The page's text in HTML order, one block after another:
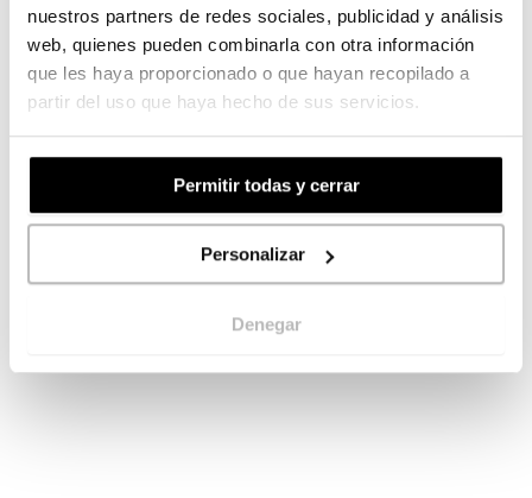
nuestros partners de redes sociales, publicidad y análisis
web, quienes pueden combinarla con otra información
que les haya proporcionado o que hayan recopilado a
partir del uso que haya hecho de sus servicios.
Permitir todas y cerrar
Personalizar
Denegar
* El máximo formato abierto y personalizado
podría variar dependiendo de las marcas de